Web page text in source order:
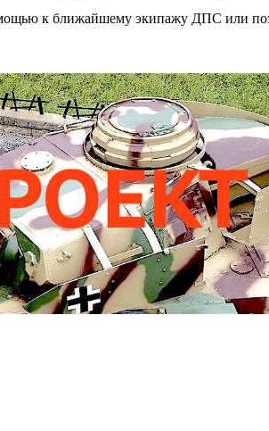
к ближайшему экипажу ДПС или